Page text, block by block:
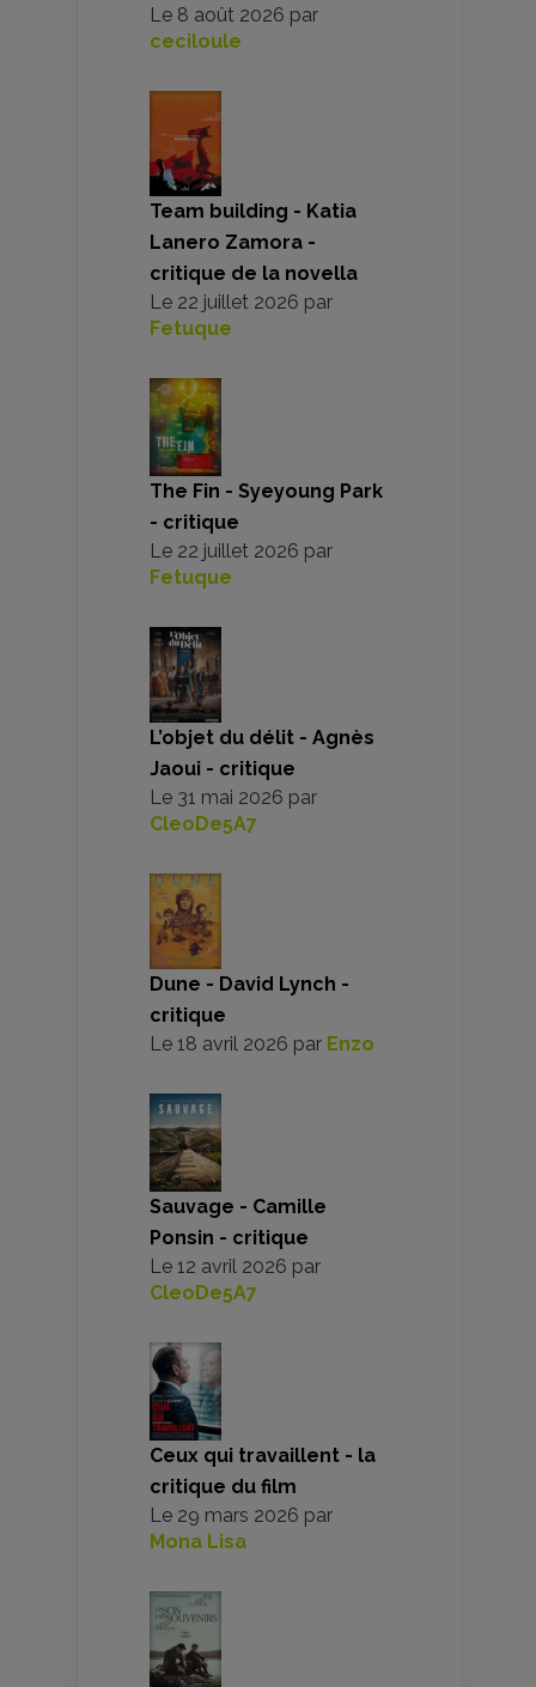
Le 8 août 2026 par
ceciloule
Team building - Katia
Lanero Zamora -
critique de la novella
Le 22 juillet 2026 par
Fetuque
The Fin - Syeyoung Park
- critique
Le 22 juillet 2026 par
Fetuque
L’objet du délit - Agnès
Jaoui - critique
Le 31 mai 2026 par
CleoDe5A7
Dune - David Lynch -
critique
Le 18 avril 2026 par Enzo
Sauvage - Camille
Ponsin - critique
Le 12 avril 2026 par
CleoDe5A7
Ceux qui travaillent - la
critique du film
Le 29 mars 2026 par
Mona Lisa